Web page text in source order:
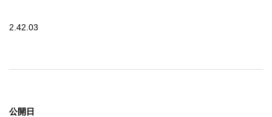
2.42.03
公開日